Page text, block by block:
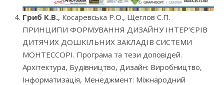
Гриб К.В., Косаревська Р.О., Щеглов С.П.
ПРИНЦИПИ ФОРМУВАННЯ ДИЗАЙНУ ІНТЕР’ЄРІВ
ДИТЯЧИХ ДОШКІЛЬНИХ ЗАКЛАДІВ СИСТЕМИ
МОНТЕССОРІ. Програма та тези доповідей.
Архітектура, Будівництво, Дизайн: Виробництво,
Інформатизація, Менеджмент: Міжнародний